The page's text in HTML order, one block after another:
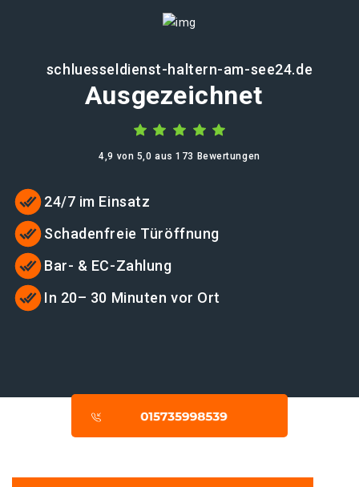
schluesseldienst-haltern-am-see24.de
Ausgezeichnet
4,9 von 5,0 aus 173 Bewertungen
24/7 im Einsatz
Schadenfreie Türöffnung
Bar- & EC-Zahlung
In 20– 30 Minuten vor Ort